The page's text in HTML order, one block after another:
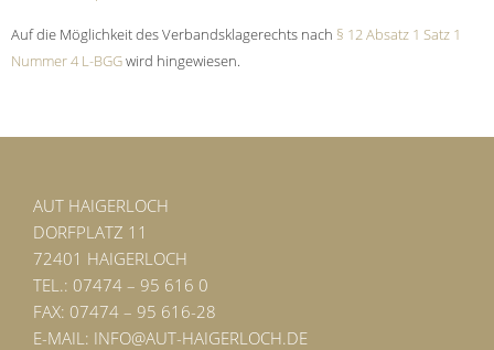
Auf die Möglichkeit des Verbandsklagerechts nach § 12 Absatz 1 Satz 1
Nummer 4 L-BGGwird hingewiesen.
AUT HAIGERLOCH
DORFPLATZ 11
72401 HAIGERLOCH
TEL.: 07474 – 95 616 0
FAX: 07474 – 95 616-28
E-MAIL: INFO@AUT-HAIGERLOCH.DE